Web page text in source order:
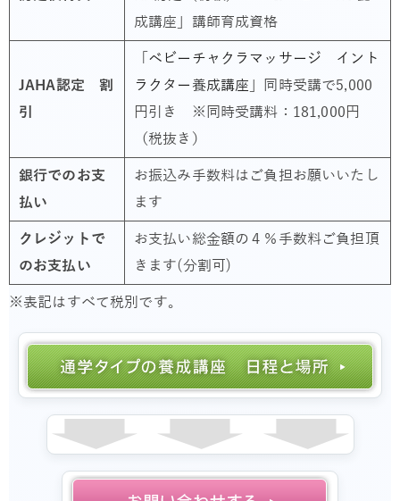
成講座」講師育成資格
JAHA認定 割
引
ベビーチャクラマッサージ イント
ラクター養成講座 」同時受講で5,000
円引き ※同時受講料：181,000円
（税抜き）
銀行でのお支
払い
お振込み手数料はご負担お願いいたし
ます
クレジットで
のお支払い
お支払い総金額の４％手数料ご負担頂
きます(分割可)
※表記はすべて税別です。